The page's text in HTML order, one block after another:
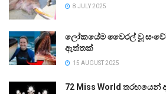
8 JULY 2025
ලෝකයේම වෛරල් වූ
ඇත්තක්
15 AUGUST 2025
72 Miss World තරඟයෙන්